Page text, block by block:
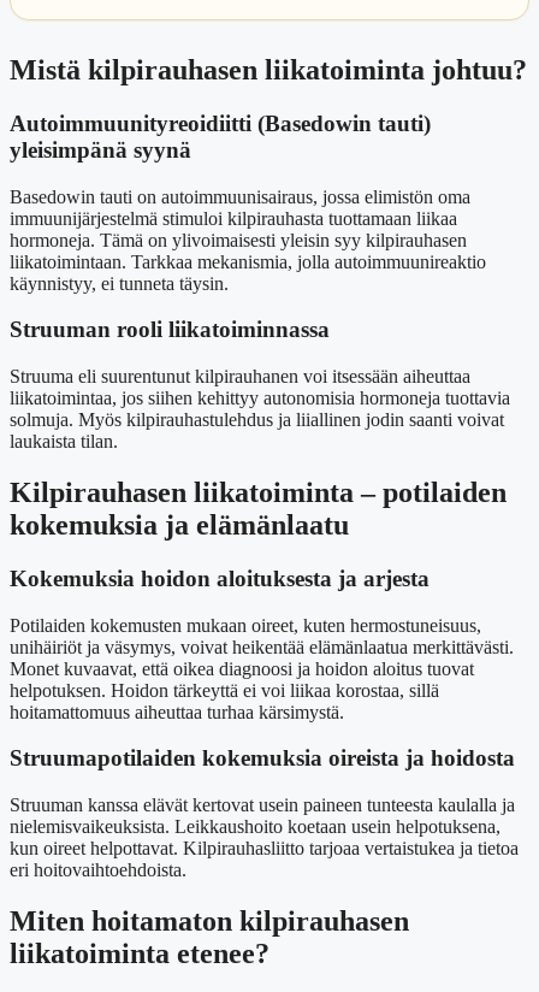
Mistä kilpirauhasen liikatoiminta johtuu?
Autoimmuunityreoidiitti (Basedowin tauti)
yleisimpänä syynä
Basedowin tauti on autoimmuunisairaus, jossa elimistön oma
immuunijärjestelmä stimuloi kilpirauhasta tuottamaan liikaa
hormoneja. Tämä on ylivoimaisesti yleisin syy kilpirauhasen
liikatoimintaan. Tarkkaa mekanismia, jolla autoimmuunireaktio
käynnistyy, ei tunneta täysin.
Struuman rooli liikatoiminnassa
Struuma eli suurentunut kilpirauhanen voi itsessään aiheuttaa
liikatoimintaa, jos siihen kehittyy autonomisia hormoneja tuottavia
solmuja. Myös kilpirauhastulehdus ja liiallinen jodin saanti voivat
laukaista tilan.
Kilpirauhasen liikatoiminta – potilaiden
kokemuksia ja elämänlaatu
Kokemuksia hoidon aloituksesta ja arjesta
Potilaiden kokemusten mukaan oireet, kuten hermostuneisuus,
unihäiriöt ja väsymys, voivat heikentää elämänlaatua merkittävästi.
Monet kuvaavat, että oikea diagnoosi ja hoidon aloitus tuovat
helpotuksen. Hoidon tärkeyttä ei voi liikaa korostaa, sillä
hoitamattomuus aiheuttaa turhaa kärsimystä.
Struumapotilaiden kokemuksia oireista ja hoidosta
Struuman kanssa elävät kertovat usein paineen tunteesta kaulalla ja
nielemisvaikeuksista. Leikkaushoito koetaan usein helpotuksena,
kun oireet helpottavat. Kilpirauhasliitto tarjoaa vertaistukea ja tietoa
eri hoitovaihtoehdoista.
Miten hoitamaton kilpirauhasen
liikatoiminta etenee?